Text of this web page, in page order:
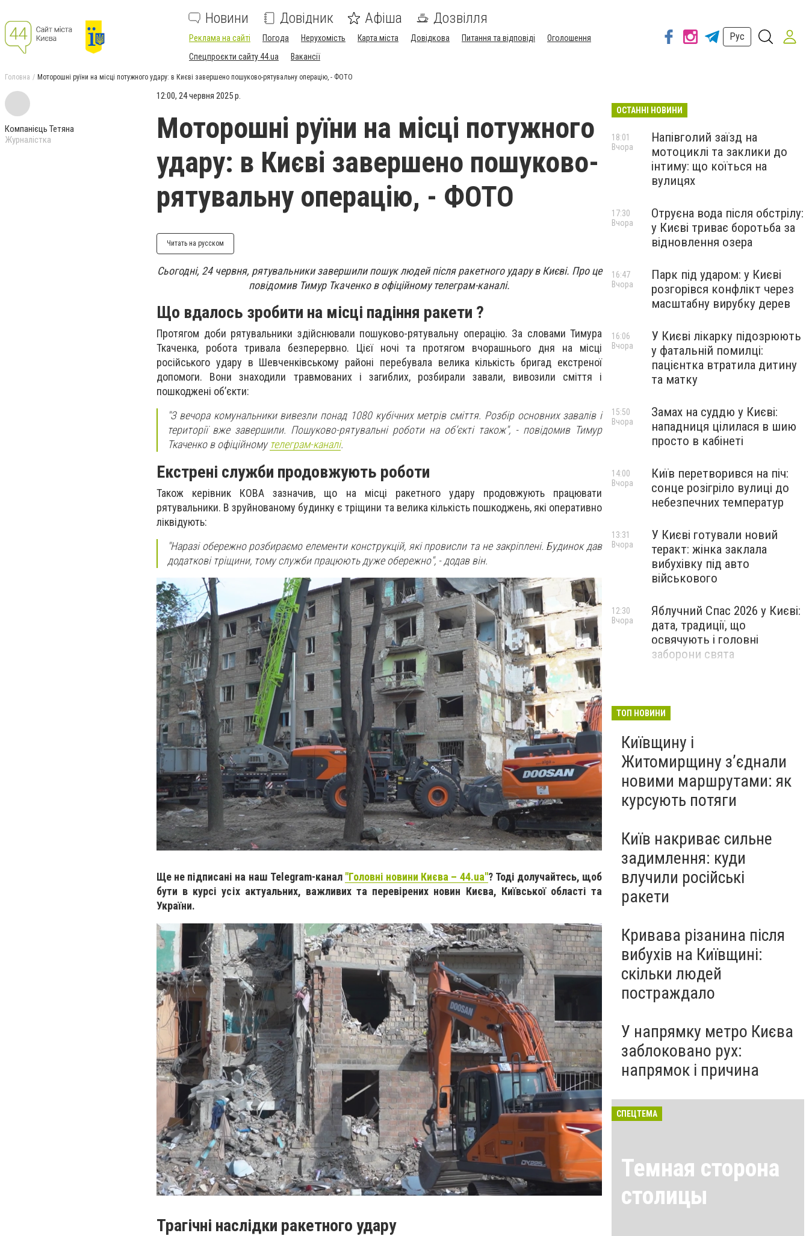
Новини Довідник Афіша Дозвілля
Реклама на сайті Погода Нерухомість Карта міста Довідкова Питання та відповіді
Оголошення
Спецпроєкти сайту 44.ua
Вакансії
Рус
Головна Моторошні руїни на місці потужного удару: в Києві завершено пошуково-рятувальну операцію, - ФОТО
Компанієць Тетяна
Журналістка
12:00, 24 червня 2025 р.
Моторошні руїни на місці потужного
удару: в Києві завершено пошуково-
рятувальну операцію, - ФОТО
Читать на русском
Сьогодні, 24 червня, рятувальники завершили пошук людей після ракетного удару в Києві. Про це
повідомив Тимур Ткаченко в офіційному телеграм-каналі.
Що вдалось зробити на місці падіння ракети ?
Протягом доби рятувальники здійснювали пошуково-рятувальну операцію. За словами Тимура
Ткаченка, робота тривала безперервно. Цієї ночі та протягом вчорашнього дня на місці
російського удару в Шевченківському районі перебувала велика кількість бригад екстреної
допомоги. Вони знаходили травмованих і загиблих, розбирали завали, вивозили сміття і
пошкоджені об’єкти:
"З вечора комунальники вивезли понад 1080 кубічних метрів сміття. Розбір основних завалів і
території вже завершили. Пошуково-рятувальні роботи на обʼєкті також", - повідомив Тимур
Ткаченко в офіційномутелеграм-каналі.
Екстрені служби продовжують роботи
Також керівник КОВА зазначив, що на місці ракетного удару продовжують працювати
рятувальники. В зруйнованому будинку є тріщини та велика кількість пошкоджень, які оперативно
ліквідують:
"Наразі обережно розбираємо елементи конструкцій, які провисли та не закріплені. Будинок дав
додаткові тріщини, тому служби працюють дуже обережно", - додав він.
Ще не підписані на наш Telegram-канал "Головні новини Києва – 44.ua"? Тоді долучайтесь, щоб
бути в курсі усіх актуальних, важливих та перевірених новин Києва, Київської області та
України.
Трагічні наслідки ракетного удару
ОСТАННІ НОВИНИ
Напівголий заїзд на
мотоциклі та заклики до
інтиму: що коїться на
вулицях
18:01
Вчора
Отруєна вода після обстрілу:
у Києві триває боротьба за
відновлення озера
17:30
Вчора
Парк під ударом: у Києві
розгорівся конфлікт через
масштабну вирубку дерев
16:47
Вчора
У Києві лікарку підозрюють
у фатальній помилці:
пацієнтка втратила дитину
та матку
16:06
Вчора
Замах на суддю у Києві:
нападниця цілилася в шию
просто в кабінеті
15:50
Вчора
Київ перетворився на піч:
сонце розігріло вулиці до
небезпечних температур
14:00
Вчора
У Києві готували новий
теракт: жінка заклала
вибухівку під авто
військового
13:31
Вчора
Яблучний Спас 2026 у Києві:
дата, традиції, що
освячують і головні
заборони свята
12:30
Вчора
ТОП НОВИНИ
Київщину і
Житомирщину з’єднали
новими маршрутами: як
курсують потяги
Київ накриває сильне
задимлення: куди
влучили російські
ракети
Кривава різанина після
вибухів на Київщині:
скільки людей
постраждало
У напрямку метро Києва
заблоковано рух:
напрямок і причина
СПЕЦТЕМА
Темная сторона
столицы